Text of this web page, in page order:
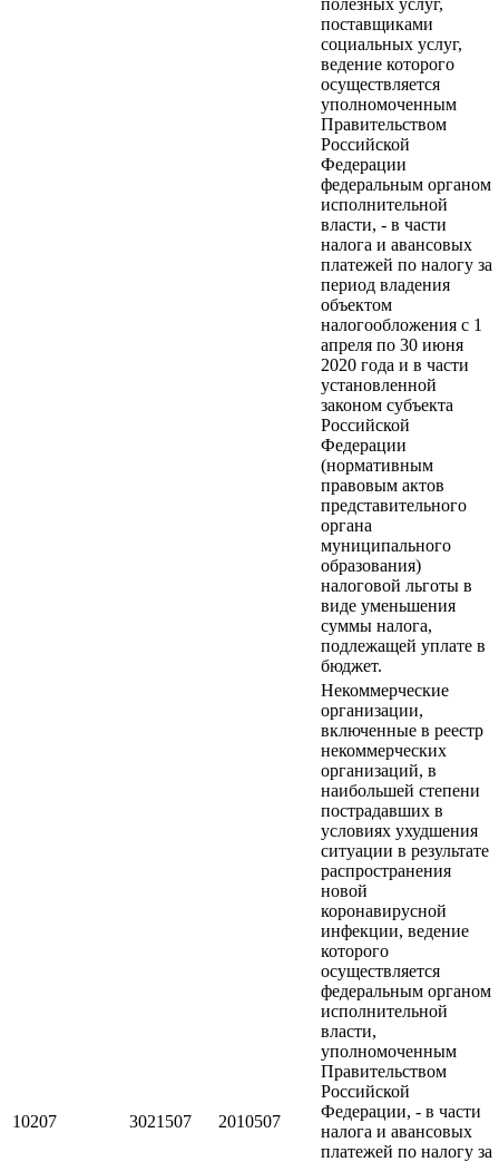
полезных услуг,
поставщиками
социальных услуг,
ведение которого
осуществляется
уполномоченным
Правительством
Российской
Федерации
федеральным органом
исполнительной
власти, - в части
налога и авансовых
платежей по налогу за
период владения
объектом
налогообложения с 1
апреля по 30 июня
2020 года и в части
установленной
законом субъекта
Российской
Федерации
(нормативным
правовым актов
представительного
органа
муниципального
образования)
налоговой льготы в
виде уменьшения
суммы налога,
подлежащей уплате в
бюджет.
10207 3021507 2010507
Некоммерческие
организации,
включенные в реестр
некоммерческих
организаций, в
наибольшей степени
пострадавших в
условиях ухудшения
ситуации в результате
распространения
новой
коронавирусной
инфекции, ведение
которого
осуществляется
федеральным органом
исполнительной
власти,
уполномоченным
Правительством
Российской
Федерации, - в части
налога и авансовых
платежей по налогу за